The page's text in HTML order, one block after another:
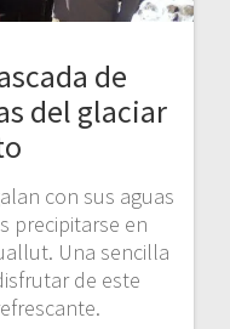
de
del glaciar
con sus aguas
precipitarse en
Una sencilla
de este